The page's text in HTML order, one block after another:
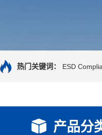
热门关键词： ESD
产品分